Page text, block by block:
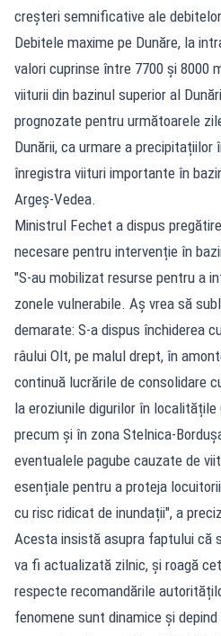
creșteri semnificative ale
Debitele maxime pe Dunăre, la
valori cuprinse între 7700 și 8000
viiturii din bazinul superior al
prognozate pentru următoarele
Dunării, ca urmare a
înregistra viituri importante în
Argeș-Vedea.
Ministrul Fechet a dispus
necesare pentru intervenție în
"S-au mobilizat resurse pentru a
zonele vulnerabile. Aș vrea să
demarate: S-a dispus închiderea
râului Olt, pe malul drept, în
continuă lucrările de consolidare
la eroziunile digurilor în localitățile
precum și în zona Stelnica-
eventualele pagube cauzate de
esențiale pentru a proteja
cu risc ridicat de inundații", a
Acesta insistă asupra faptului că
va fi actualizată zilnic, și roagă
respecte recomandările
fenomene sunt dinamice și